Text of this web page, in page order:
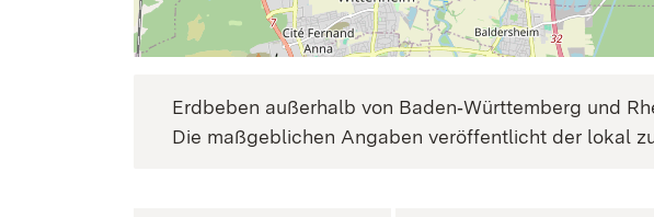
Erdbeben außerhalb von Baden‑Württemberg und
Die maßgeblichen Angaben veröffentlicht der lokal